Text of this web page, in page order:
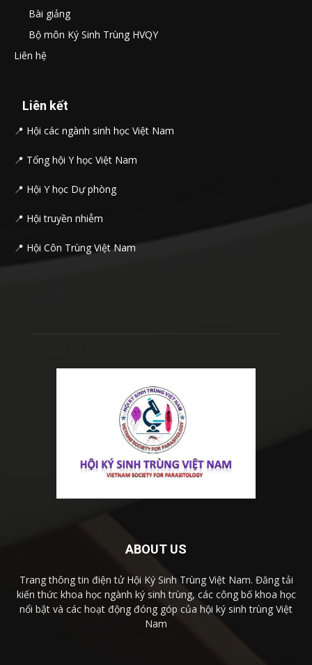
Bài giảng
Bộ môn Ký Sinh Trùng HVQY
Liên hệ
Liên kết
📍 Hội các ngành sinh học Việt Nam
📍 Tổng hội Y học Việt Nam
📍 Hội Y học Dự phòng
📍 Hội truyền nhiễm
📍 Hội Côn Trùng Việt Nam
ABOUT US
Trang thông tin điện tử Hội Ký Sinh Trùng Việt Nam. Đăng tải
kiến thức khoa học ngành ký sinh trùng, các công bố khoa học
nổi bật và các hoạt động đóng góp của hội ký sinh trùng Việt
Nam